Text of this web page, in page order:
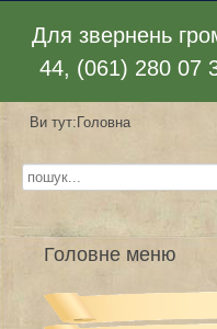
Для звернень
44, (061) 280 07
Ви тут:Головна
Пошук...
Головне меню